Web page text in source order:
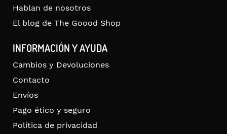
Hablan de nosotros
El blog de The Goood Shop
INFORMACIÓN Y AYUDA
Cambios y Devoluciones
Contacto
Envíos
Pago ético y seguro
Política de privacidad